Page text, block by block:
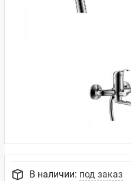
В наличии: под заказ